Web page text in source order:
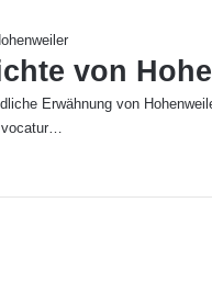
von
Erwähnung von
vocatur…